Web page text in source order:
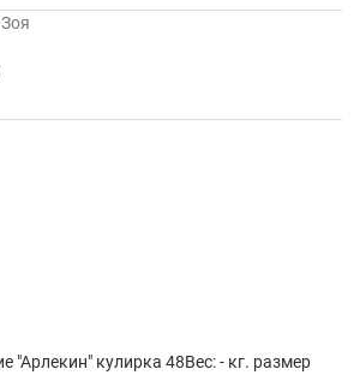
"Арлекин" кулирка 48Вес: - кг. размер